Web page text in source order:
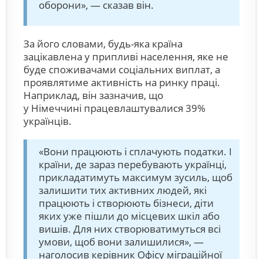
оборони», — сказав він.
За його словами, будь-яка країна
зацікавлена у припливі населення, яке не
буде споживачами соціальних виплат, а
проявлятиме активність на ринку праці.
Наприклад, він зазначив, що
у Німеччині працевлаштувалися 39%
українців.
«Вони працюють і сплачують податки. І
країни, де зараз перебувають українці,
прикладатимуть максимум зусиль, щоб
залишити тих активних людей, які
працюють і створюють бізнеси, діти
яких уже пішли до місцевих шкіл або
вишів. Для них створюватимуться всі
умови, щоб вони залишилися», —
наголосив керівник Офісу міграційної